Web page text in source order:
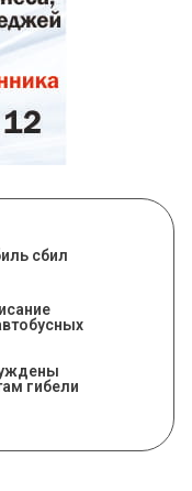
сбил
гибели